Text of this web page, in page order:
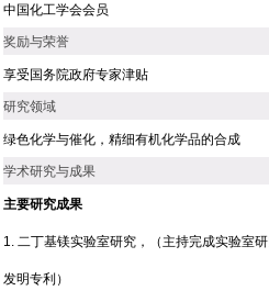
中国化工学会会员
奖励与荣誉
享受国务院政府专家津贴
研究领域
绿色化学与催化，精细有机化学品的合成
学术研究与成果
主要研究成果
1. 二丁基镁实验室研究，（主持完成实验室
发明专利）